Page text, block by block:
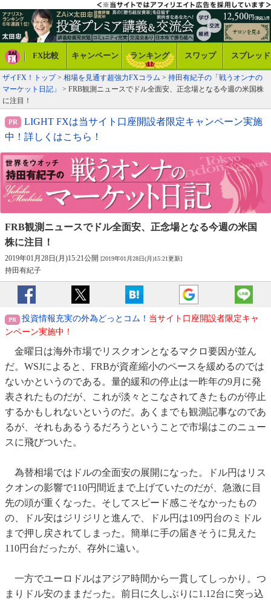
FX比較 キャンペーン ランキング スワップ スプレッド
ザイFX！トップ> 相場を見通す超強力FXコラム > 持田有紀子の「戦うオンナの
マーケット日記」
> FRB観測ニュースでドル全面安、正念場となる今週の米国株
に注目！
LIGHT FXは当サイト口座開設者限定キャンペーン実施
中！詳しくはこちら！
FRB観測ニュースでドル全面安、 正念場となる今週の米国
株に注目！
2019年01月28日(月)15:21公開 [2019年01月28日(月)15:21更新]
持田有紀子
投資情報充実の外為どっとコム！ 当サイト口座開設者限定キャ
ンペーン実施中！
金曜日は海外市場でリスクオンとなるマクロ要因が並ん
だ。WSJによると、FRBが資産縮小のペースを緩めるのでは
ないかというのである。量的緩和の停止は一昨年の9月に発
表されたものだが、これが淡々とこなされてきたものが停止
するかもしれないというのだ。あくまでも観測記事なのであ
るが、それもあるうるだろうということで市場はこのニュー
スに飛びついた。
為替相場ではドルの全面安の展開になった。ドル円はリス
クオンの影響で110円間近まで上げていたのだが、急激に目
先の頭が重くなった。そしてスピード感こそなかったもの
の、ドル安はジリジリと進んで、ドル円は109円台のミドル
まで押し戻されてしまった。簡単に手の届きそうに見えた
110円台だったが、存外に遠い。
一方でユーロドルはアジア時間から一貫してしっかり。つ
まりドル安のままだった。前日に久しぶりに1.12台に突っ込